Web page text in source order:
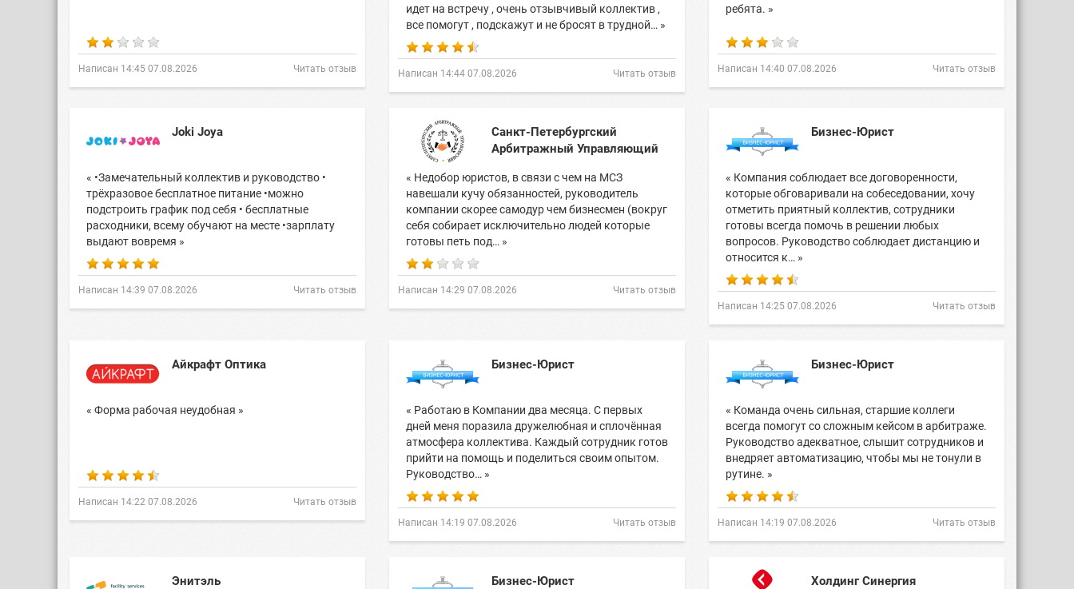
Написан 14:45 07.08.2026 Читать отзыв
идет на встречу , очень отзывчивый коллектив ,
все помогут , подскажут и не бросят в трудной… »
Написан 14:44 07.08.2026 Читать отзыв
ребята. »
Написан 14:40 07.08.2026 Читать отзыв
Joki Joya
« •Замечательный коллектив и руководство •
трёхразовое бесплатное питание •можно
подстроить график под себя • бесплатные
расходники, всему обучают на месте •зарплату
выдают вовремя »
Написан 14:39 07.08.2026 Читать отзыв
Санкт-Петербургский
Арбитражный Управляющий
« Недобор юристов, в связи с чем на МСЗ
навешали кучу обязанностей, руководитель
компании скорее самодур чем бизнесмен (вокруг
себя собирает исключительно людей которые
готовы петь под… »
Написан 14:29 07.08.2026 Читать отзыв
Бизнес-Юрист
« Компания соблюдает все договоренности,
которые обговаривали на собеседовании, хочу
отметить приятный коллектив, сотрудники
готовы всегда помочь в решении любых
вопросов. Руководство соблюдает дистанцию и
относится к… »
Написан 14:25 07.08.2026 Читать отзыв
Айкрафт Оптика
« Форма рабочая неудобная »
Написан 14:22 07.08.2026 Читать отзыв
Бизнес-Юрист
« Работаю в Компании два месяца. С первых
дней меня поразила дружелюбная и сплочённая
атмосфера коллектива. Каждый сотрудник готов
прийти на помощь и поделиться своим опытом.
Руководство… »
Написан 14:19 07.08.2026 Читать отзыв
Бизнес-Юрист
« Команда очень сильная, старшие коллеги
всегда помогут со сложным кейсом в арбитраже.
Руководство адекватное, слышит сотрудников и
внедряет автоматизацию, чтобы мы не тонули в
рутине. »
Написан 14:19 07.08.2026 Читать отзыв
Энитэль Бизнес-Юрист Холдинг Синергия